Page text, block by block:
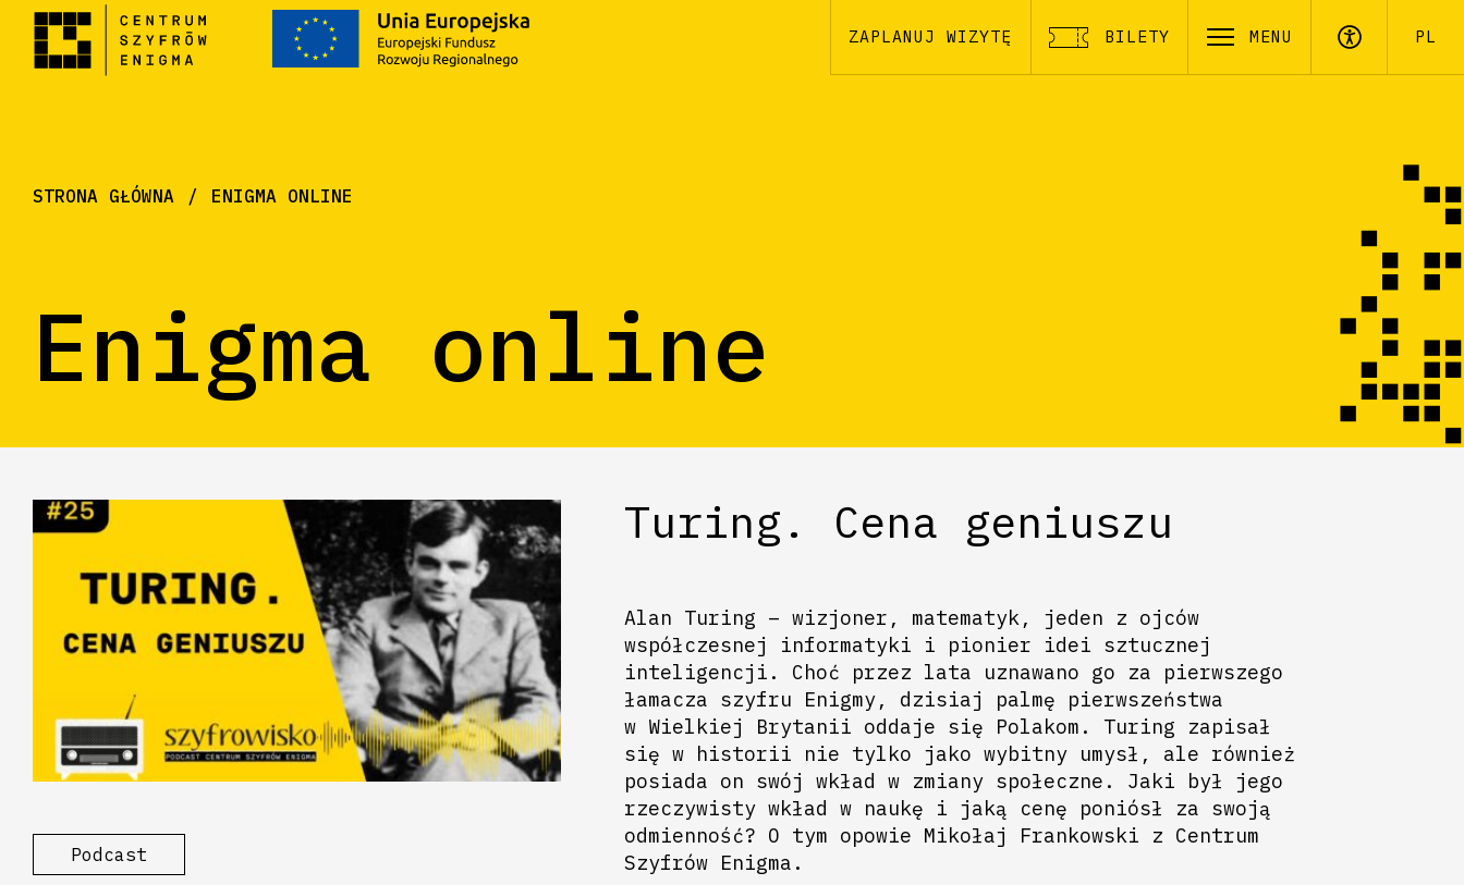
ZAPLANUJ WIZYTĘ BILETY MENU PL
STRONA GŁÓWNA ENIGMA ONLINE
Enigma online
Podcast
Turing. Cena geniuszu
Alan Turing – wizjoner, matematyk, jeden z ojców
współczesnej informatyki i pionier idei sztucznej
inteligencji. Choć przez lata uznawano go za pierwszego
łamacza szyfru Enigmy, dzisiaj palmę pierwszeństwa
w Wielkiej Brytanii oddaje się Polakom. Turing zapisał
się w historii nie tylko jako wybitny umysł, ale również
posiada on swój wkład w zmiany społeczne. Jaki był jego
rzeczywisty wkład w naukę i jaką cenę poniósł za swoją
odmienność? O tym opowie Mikołaj Frankowski z Centrum
Szyfrów Enigma.